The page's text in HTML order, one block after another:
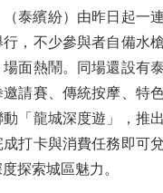
（泰繽紛）由昨日起一
，不少參與者自備水
面熱鬧。同場還設有
請賽、傳統按摩、特
「龍城深度遊」，推
打卡與消費任務即可
探索城區魅力。